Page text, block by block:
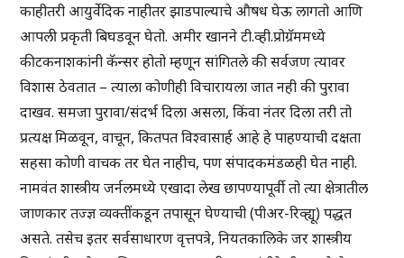
काहीतरी आयुर्वेदिक नाहीतर झाडपाल्याचे औषध घेऊ लागतो आणि
आपली प्रकृती बिघडवून घेतो. अमीर खानने टी.व्ही.प्रोग्रॅममध्ये
कीटकनाशकांनी कॅन्सर होतो म्हणून सांगितले की सर्वजण त्यावर
विशास ठेवतात – त्याला कोणीही विचारायला जात नही की पुरावा
दाखव. समजा पुरावा/संदर्भ दिला असला, किंवा नंतर दिला तरी तो
प्रत्यक्ष मिळवून, वाचून, कितपत विश्वासार्ह आहे हे पाहण्याची दक्षता
सहसा कोणी वाचक तर घेत नाहीच, पण संपादकमंडळही घेत नाही.
नामवंत शास्त्रीय जर्नलमध्ये एखादा लेख छापण्यापूर्वी तो त्या क्षेत्रातील
जाणकार तज्ज्ञ व्यक्तींकडून तपासून घेण्याची (पीअर-रिव्ह्यू) पद्धत
असते. तसेच इतर सर्वसाधारण वृत्तपत्रे, नियतकालिके जर शास्त्रीय